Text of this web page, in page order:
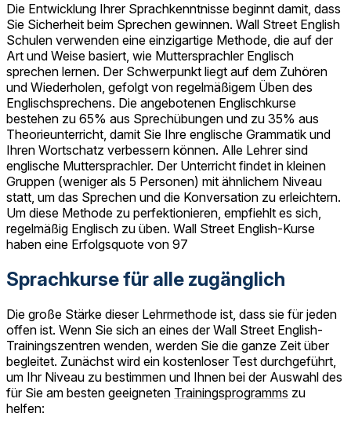
Die Entwicklung Ihrer Sprachkenntnisse beginnt damit, dass
Sie Sicherheit beim Sprechen gewinnen. Wall Street English
Schulen verwenden eine einzigartige Methode, die auf der
Art und Weise basiert, wie Muttersprachler Englisch
sprechen lernen. Der Schwerpunkt liegt auf dem Zuhören
und Wiederholen, gefolgt von regelmäßigem Üben des
Englischsprechens. Die angebotenen Englischkurse
bestehen zu 65% aus Sprechübungen und zu 35% aus
Theorieunterricht, damit Sie Ihre englische Grammatik und
Ihren Wortschatz verbessern können. Alle Lehrer sind
englische Muttersprachler. Der Unterricht findet in kleinen
Gruppen (weniger als 5 Personen) mit ähnlichem Niveau
statt, um das Sprechen und die Konversation zu erleichtern.
Um diese Methode zu perfektionieren, empfiehlt es sich,
regelmäßig Englisch zu üben. Wall Street English-Kurse
haben eine Erfolgsquote von 97
Sprachkurse für alle zugänglich
Die große Stärke dieser Lehrmethode ist, dass sie für jeden
offen ist. Wenn Sie sich an eines der Wall Street English-
Trainingszentren wenden, werden Sie die ganze Zeit über
begleitet. Zunächst wird ein kostenloser Test durchgeführt,
um Ihr Niveau zu bestimmen und Ihnen bei der Auswahl des
für Sie am besten geeigneten Trainingsprogramms zu
helfen: